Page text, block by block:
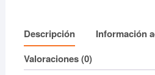
Descripción
Información
Valoraciones (0)